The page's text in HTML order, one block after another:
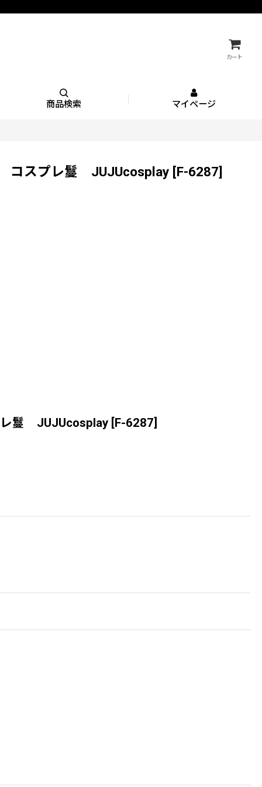
カート
商品検索 マイページ
スプレ鬘 JUJUcosplay [F-6287]
鬘 JUJUcosplay [F-6287]